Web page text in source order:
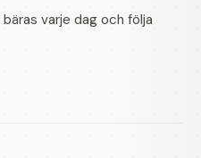
varje dag och följa